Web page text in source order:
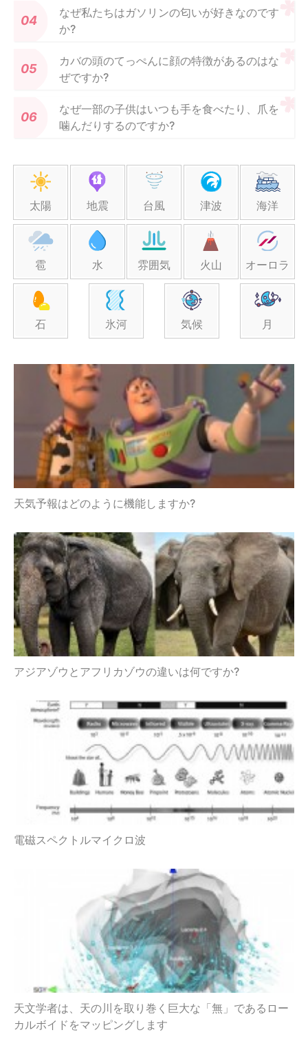
なぜ私たちはガソリンの匂いが好きなのです
か?
カバの頭のてっぺんに顔の特徴があるのはな
ぜですか?
なぜ一部の子供はいつも手を食べたり、爪を
噛んだりするのですか?
太陽 地震 台風 津波 海洋
雹 水 雰囲気 火山 オーロラ
石 氷河 気候 月
天気予報はどのように機能しますか?
アジアゾウとアフリカゾウの違いは何ですか?
電磁スペクトルマイクロ波
天文学者は、天の川を取り巻く巨大な「無」であるロー
カルボイドをマッピングします